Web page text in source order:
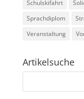
Schulskifahrt
Sprachdiplom
Veranstaltung
Artikelsuche